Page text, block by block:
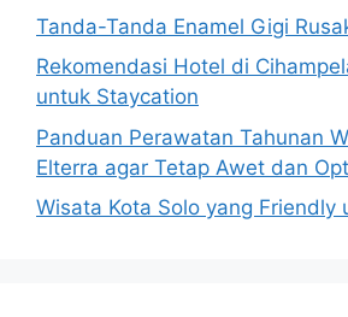
Tanda-Tanda Enamel Gigi
Rekomendasi Hotel di
untuk Staycation
Panduan Perawatan Tahunan
Elterra agar Tetap Awet dan
Wisata Kota Solo yang Friendly